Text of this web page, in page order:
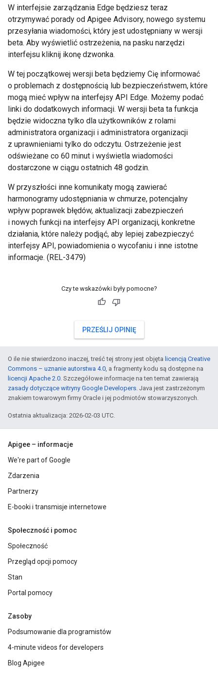
W interfejsie zarządzania Edge będziesz teraz
otrzymywać porady od Apigee Advisory, nowego systemu
przesyłania wiadomości, który jest udostępniany w wersji
beta. Aby wyświetlić ostrzeżenia, na pasku narzędzi
interfejsu kliknij ikonę dzwonka.
W tej początkowej wersji beta będziemy Cię informować
o problemach z dostępnością lub bezpieczeństwem, które
mogą mieć wpływ na interfejsy API Edge. Możemy podać
linki do dodatkowych informacji. W wersji beta ta funkcja
będzie widoczna tylko dla użytkowników z rolami
administratora organizacji i administratora organizacji
z uprawnieniami tylko do odczytu. Ostrzeżenie jest
odświeżane co 60 minut i wyświetla wiadomości
dostarczone w ciągu ostatnich 48 godzin.
W przyszłości inne komunikaty mogą zawierać
harmonogramy udostępniania w chmurze, potencjalny
wpływ poprawek błędów, aktualizacji zabezpieczeń
i nowych funkcji na interfejsy API organizacji, konkretne
działania, które należy podjąć, aby lepiej zabezpieczyć
interfejsy API, powiadomienia o wycofaniu i inne istotne
informacje. (REL-3479)
Czy te wskazówki były pomocne?
PRZEŚLIJ OPINIĘ
O ile nie stwierdzono inaczej, treść tej strony jest objęta licencją Creative
Commons – uznanie autorstwa 4.0, a fragmenty kodu są dostępne na
licencji Apache 2.0. Szczegółowe informacje na ten temat zawierają
zasady dotyczące witryny Google Developers. Java jest zastrzeżonym
znakiem towarowym firmy Oracle i jej podmiotów stowarzyszonych.
Ostatnia aktualizacja: 2026-02-03 UTC.
Apigee – informacje
We're part of Google
Zdarzenia
Partnerzy
E-booki i transmisje internetowe
Społeczność i pomoc
Społeczność
Przegląd opcji pomocy
Stan
Portal pomocy
Zasoby
Podsumowanie dla programistów
4-minute videos for developers
Blog Apigee